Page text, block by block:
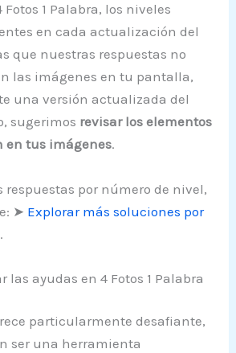
Fotos 1 Palabra, los niveles
en cada actualización del
que nuestras respuestas no
las imágenes en tu pantalla,
una versión actualizada del
sugerimos revisar los elementos
en tus imágenes.
respuestas por número de nivel,
➤ Explorar más soluciones por
.
las ayudas en 4 Fotos 1 Palabra
particularmente desafiante,
ser una herramienta